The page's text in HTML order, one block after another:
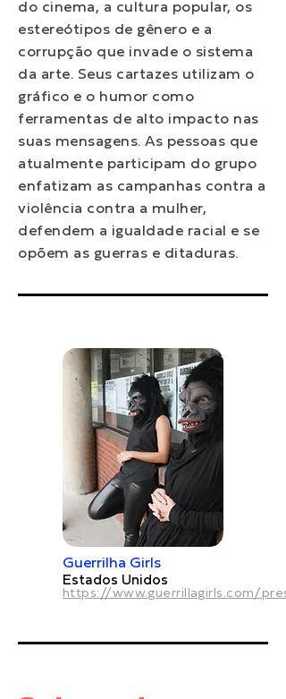
do cinema, a cultura popular, os
estereótipos de gênero e a
corrupção que invade o sistema
da arte. Seus cartazes utilizam o
gráfico e o humor como
ferramentas de alto impacto nas
suas mensagens. As pessoas que
atualmente participam do grupo
enfatizam as campanhas contra a
violência contra a mulher,
defendem a igualdade racial e se
opõem as guerras e ditaduras.
Guerrilha Girls
Estados Unidos
https://www.guerrillagirls.com/